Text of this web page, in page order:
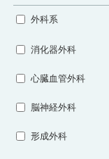
外科系
消化器外科
心臓血管外科
脳神経外科
形成外科